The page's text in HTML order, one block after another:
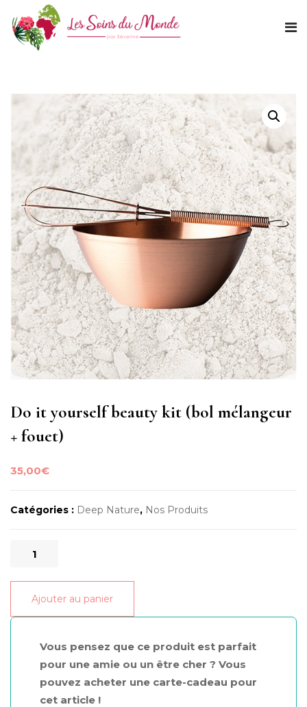
Do it yourself beauty kit (bol mélangeur
+ fouet)
35,00€
Catégories : Deep Nature, Nos Produits
quantité
Do
yourself
mélangeur
Ajouter au panier
Vous pensez que ce produit est parfait
pour une amie ou un être cher ? Vous
pouvez acheter une carte-cadeau pour
cet article !